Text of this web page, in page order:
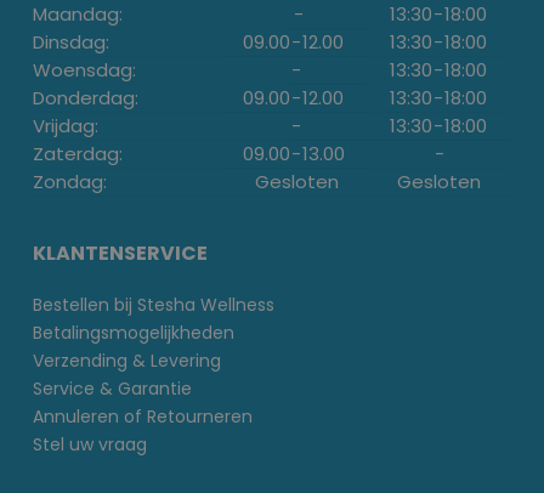
Maandag: - 13:30-18:00
Dinsdag:
09.00-12.00 13:30-18:00
Woensdag:
- 13:30-18:00
Donderdag:
09.00-12.00 13:30-18:00
Vrijdag:
- 13:30-18:00
Zaterdag:
09.00-13.00
-
Zondag:
Gesloten Gesloten
KLANTENSERVICE
Bestellen bij Stesha Wellness
Betalingsmogelijkheden
Verzending & Levering
Service & Garantie
Annuleren of Retourneren
Stel uw vraag